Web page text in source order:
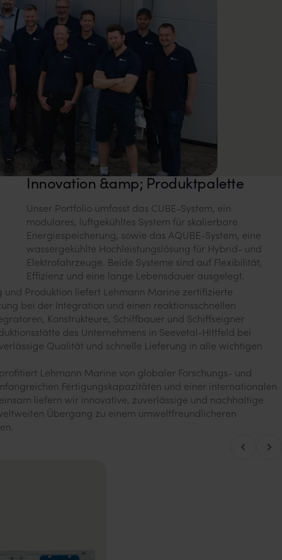
Innovation &amp; Produktpalette
Unser Portfolio umfasst das CUBE-System, ein
modulares, luftgekühltes System für skalierbare
Energiespeicherung, sowie das AQUBE-System, eine
wassergekühlte Hochleistungslösung für Hybrid- und
Elektrofahrzeuge. Beide Systeme sind auf Flexibilität,
Effizienz und eine lange Lebensdauer ausgelegt.
und Produktion liefert Lehmann Marine zertifizierte
bei der Integration und einen reaktionsschnellen
Konstrukteure, Schiffbauer und Schiffseigner
des Unternehmens in Seevetal-Hittfeld bei
Qualität und schnelle Lieferung in alle wichtigen
Lehmann Marine von globaler Forschungs- und
Fertigungskapazitäten und einer internationalen
liefern wir innovative, zuverlässige und nachhaltige
Übergang zu einem umweltfreundlicheren
Nach links blättern